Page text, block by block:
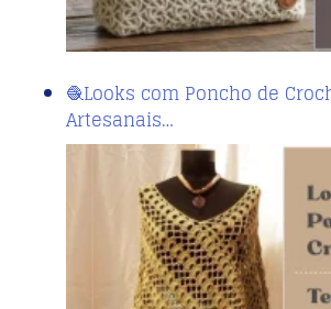
🧶Looks com Poncho de
Artesanais…